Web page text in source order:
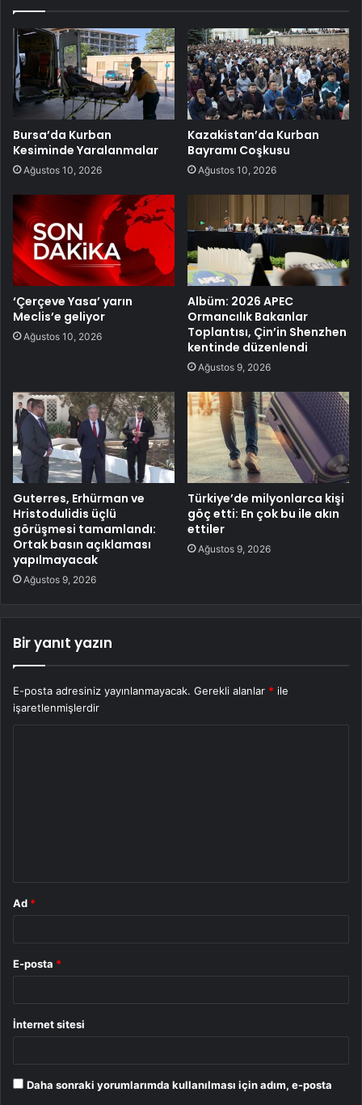
Bursa’da Kurban
Kesiminde Yaralanmalar
Ağustos 10, 2026
Kazakistan’da Kurban
Bayramı Coşkusu
Ağustos 10, 2026
‘Çerçeve Yasa’ yarın
Meclis’e geliyor
Ağustos 10, 2026
Albüm: 2026 APEC
Ormancılık Bakanlar
Toplantısı, Çin’in Shenzhen
kentinde düzenlendi
Ağustos 9, 2026
Guterres, Erhürman ve
Hristodulidis üçlü
görüşmesi tamamlandı:
Ortak basın açıklaması
yapılmayacak
Ağustos 9, 2026
Türkiye’de milyonlarca kişi
göç etti: En çok bu ile akın
ettiler
Ağustos 9, 2026
Bir yanıt yazın
E-posta adresiniz yayınlanmayacak. Gerekli alanlar * ile
işaretlenmişlerdir
Ad *
E-posta *
İnternet sitesi
Daha sonraki yorumlarımda kullanılması için adım, e-posta